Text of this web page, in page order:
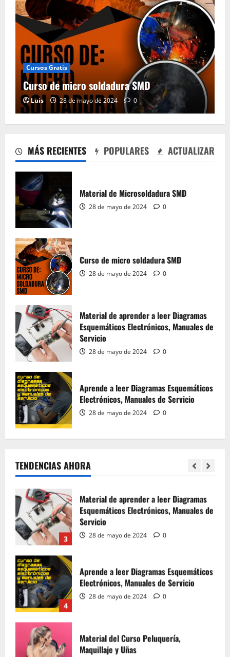
MÁS RECIENTES POPULARES ACTUALIZAR
Material de Microsoldadura SMD
28 de mayo de 2024 0
Curso de micro soldadura SMD
28 de mayo de 2024 0
Material de aprender a leer Diagramas
Esquemáticos Electrónicos, Manuales de
Servicio
28 de mayo de 2024 0
Aprende a leer Diagramas Esquemáticos
Electrónicos, Manuales de Servicio
28 de mayo de 2024 0
Cursos Gratis
Curso de micro soldadura SMD
Luis 28 de mayo de 2024 0
TENDENCIAS AHORA
Curso de micro soldadura SMD
3
Material de aprender a leer Diagramas
28 de mayo de 2024 0
4
28 de mayo de 2024 0
5
Maquillaje y Uñas
20 de mayo de 2024 0
1
28 de mayo de 2024 0
2
Curso de micro soldadura SMD
3
Material de aprender a leer Diagramas
Esquemáticos Electrónicos, Manuales de
Servicio
28 de mayo de 2024 0
4
Aprende a leer Diagramas Esquemáticos
Electrónicos, Manuales de Servicio
28 de mayo de 2024 0
Material del Curso Peluquería,
Maquillaje y Uñas